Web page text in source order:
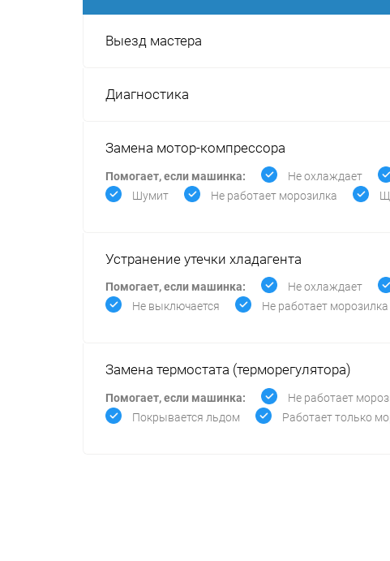
Выезд мастера
Диагностика
Замена мотор-компрессора
Помогает, если машинка: Не охлаждает
Шумит
Не работает морозилка
Устранение утечки хладагента
Помогает, если машинка: Не охлаждает
Не выключается
Не работает морозилка
Замена термостата (терморегулятора)
Помогает, если машинка: Не работает
Покрывается льдом
Работает только